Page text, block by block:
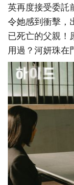
英再度接受委託
令她感到衝擊，
已死亡的父親！
用過？河妍珠